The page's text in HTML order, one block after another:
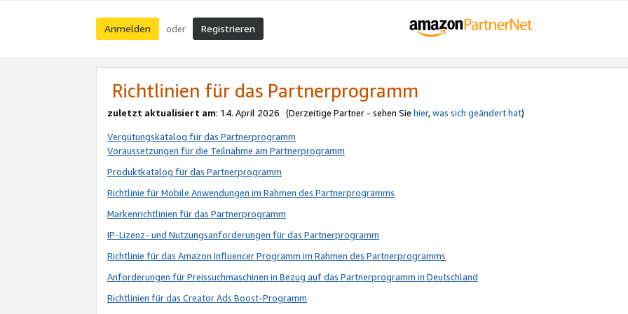
Anmelden oder Registrieren
Richtlinien für das Partnerprogramm
zuletzt aktualisiert am: 14. April 2026 (Derzeitige Partner - sehen Sie hier,was sich geändert hat)
Vergütungskatalog für das Partnerprogramm
Voraussetzungen für die Teilnahme am Partnerprogramm
Produktkatalog für das Partnerprogramm
Richtlinie für Mobile Anwendungen im Rahmen des Partnerprogramms
Markenrichtlinien für das Partnerprogramm
IP-Lizenz- und Nutzungsanforderungen für das Partnerprogramm
Richtlinie für das Amazon Influencer Programm im Rahmen des Partnerprogramms
Anforderungen für Preissuchmaschinen in Bezug auf das Partnerprogramm in Deutschland
Richtlinien für das Creator Ads Boost-Programm